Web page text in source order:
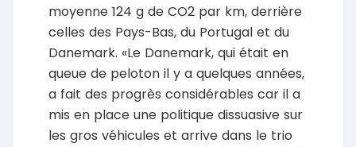
moyenne 124 g de CO2 par km, derrière
celles des Pays-Bas, du Portugal et du
Danemark. «Le Danemark, qui était en
queue de peloton il y a quelques années,
a fait des progrès considérables car il a
mis en place une politique dissuasive sur
les gros véhicules et arrive dans le trio